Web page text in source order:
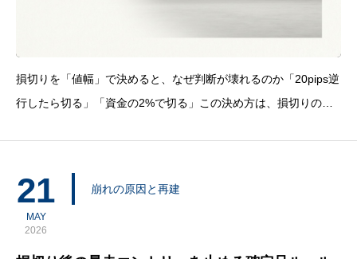
損切りを「値幅」で決めると、なぜ判断が壊れるのか「20pips逆
行したら切る」「資金の2%で切る」この決め方は、損切りの基
り、チャートの構造で決まっていない。値幅で損
21
MAY
2026
崩れの原因と再建